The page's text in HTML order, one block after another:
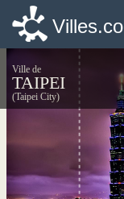
Villes.co
Ville de
TAIPEI
(Taipei City)
Villes.co